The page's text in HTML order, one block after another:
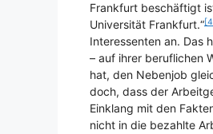
Frankfurt beschäftigt
Universität Frankfurt.“
Interessenten an. Das
– auf ihrer beruflichen
hat, den Nebenjob
doch, dass der
Einklang mit den
nicht in die bezahlte